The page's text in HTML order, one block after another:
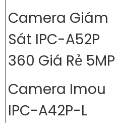
Camera Giám
Sát IPC-A52P
360 Giá Rẻ 5MP
Camera Imou
IPC-A42P-L